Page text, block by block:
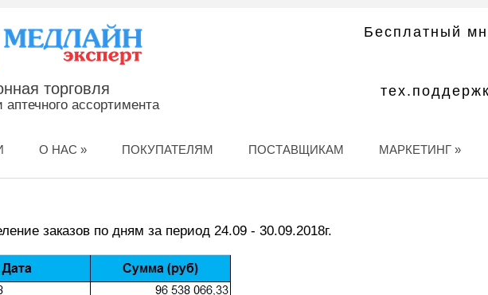
торговля
аптечного ассортимента
Бесплатный
О НАС » ПОКУПАТЕЛЯМ ПОСТАВЩИКАМ МАРКЕТИНГ »
заказов по дням за период 24.09 - 30.09.2018г.